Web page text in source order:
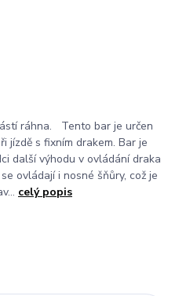
ráhna. Tento bar je určen
jízdě s fixním drakem. Bar je
další výhodu v ovládání draka
ovládají i nosné šňůry, což je
celý popis